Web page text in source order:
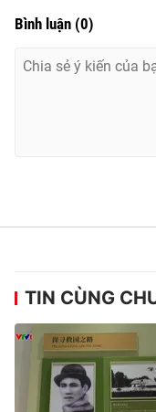
thông tin từ website
Bình luận (0)
TIN CÙNG